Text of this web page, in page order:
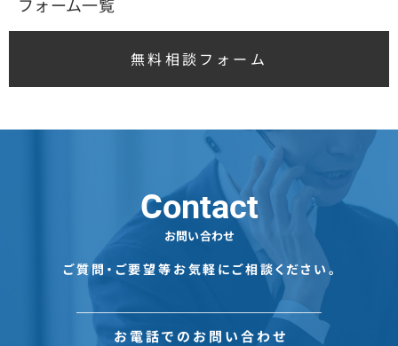
フォーム一覧
無料相談フォーム
Contact
お問い合わせ
ご質問・ご要望等お気軽にご相談ください。
お電話でのお問い合わせ